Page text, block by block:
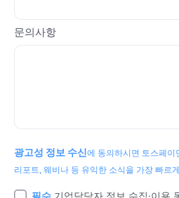
문의사항
광고성 정보 수신에 동의하시면 토스페
리포트, 웨비나 등 유익한 소식을 가장 빠르
필수 기업담당자 정보 수집·이용